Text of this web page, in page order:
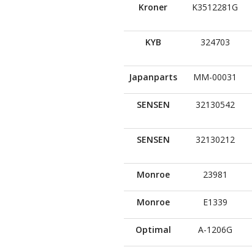
Kroner K3512281G
KYB 324703
Japanparts MM-00031
SENSEN 32130542
SENSEN 32130212
Monroe 23981
Monroe E1339
Optimal A-1206G